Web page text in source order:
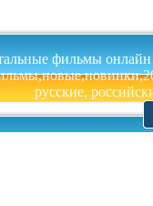
фильмы онлайн
русские,